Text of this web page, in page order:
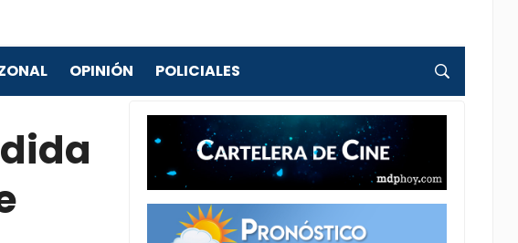
OPINIÓN
POLICIALES